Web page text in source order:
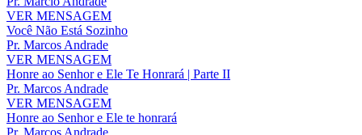
VER MENSAGEM
Você Não Está Sozinho
Pr. Marcos Andrade
VER MENSAGEM
Honre ao Senhor e Ele Te Honrará | Parte II
Pr. Marcos Andrade
VER MENSAGEM
Honre ao Senhor e Ele te honrará
Pr. Marcos Andrade